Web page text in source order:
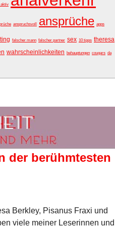
aktiv
anspruchsvoll ansprüche apps
falscher mann falscher partner sex 10 tipps theresa
wahrscheinlichkeiten behauptungen cougars da
der berühmtesten
Berkley, Pisanus Fraxi und
viele meiner Leserinnen und